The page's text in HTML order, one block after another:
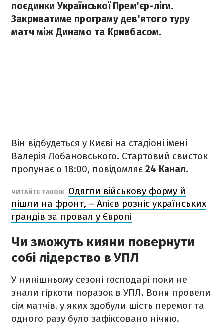
поєдинки Української Прем'єр-ліги.
Закриватиме програму дев'ятого туру
матч між Динамо та Кривбасом.
Він відбудеться у Києві на стадіоні імені
Валерія Лобановського. Стартовий свисток
пролунає о 18:00, повідомляє 24 Канал.
ЧИТАЙТЕ ТАКОЖ Одягли військову форму й
пішли на фронт, – Алієв розніс українських
грандів за провал у Європі
Чи зможуть кияни повернути
собі лідерство в УПЛ
У нинішньому сезоні господарі поки не
знали гіркоти поразок в УПЛ. Вони провели
сім матчів, у яких здобули шість перемог та
одного разу було зафіксовано нічию.